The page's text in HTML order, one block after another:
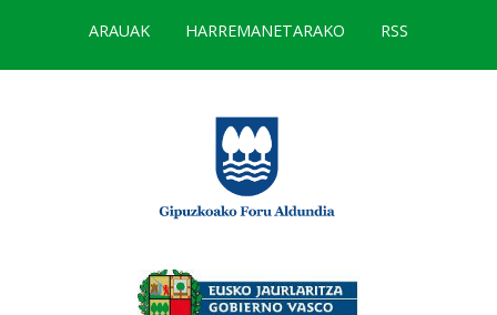
ARAUAK
HARREMANETARAKO RSS